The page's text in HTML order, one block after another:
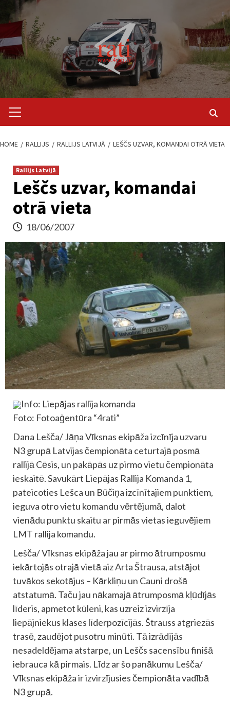
content
Menu
HOME RALLIJS RALLIJS LATVIJĀ LEŠČS UZVAR, KOMANDAI OTRĀ VIETA
Rallijs Latvijā
Leščs uzvar, komandai
otrā vieta
18/06/2007
Info: Liepājas rallija komanda
Foto: Fotoaģentūra “4rati”
Dana Lešča/ Jāņa Vīksnas ekipāža izcīnīja uzvaru
N3 grupā Latvijas čempionāta ceturtajā posmā
rallijā Cēsis, un pakāpās uz pirmo vietu čempionāta
ieskaitē. Savukārt Liepājas Rallija Komanda 1,
pateicoties Lešca un Būčiņa izcīnītajiem punktiem,
ieguva otro vietu komandu vērtējumā, dalot
vienādu punktu skaitu ar pirmās vietas ieguvējiem
LMT rallija komandu.
Lešča/ Vīksnas ekipāža jau ar pirmo ātrumposmu
iekārtojās otrajā vietā aiz Arta Štrausa, atstājot
tuvākos sekotājus – Kārkliņu un Cauni drošā
atstatumā. Taču jau nākamajā ātrumposmā kļūdījās
līderis, apmetot kūleni, kas uzreiz izvirzīja
liepājniekus klases līderpozīcijās. Štrauss atgriezās
trasē, zaudējot pusotru minūti. Tā izrādījās
nesadeldējama atstarpe, un Leščs sacensību finišā
iebrauca kā pirmais. Līdz ar šo panākumu Lešča/
Vīksnas ekipāža ir izvirzījusies čempionāta vadībā
N3 grupā.